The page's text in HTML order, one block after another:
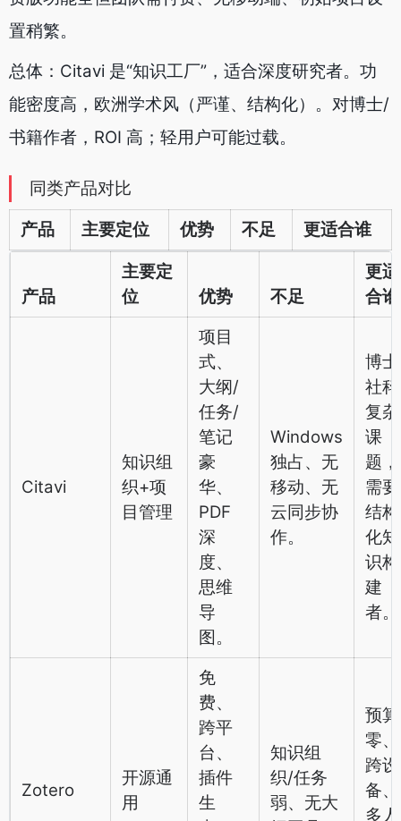
置稍繁。
总体：Citavi 是“知识工厂”，适合深度研究者。功
能密度高，欧洲学术风（严谨、结构化）。对博士/
书籍作者，ROI 高；轻用户可能过载。
同类产品对比
产品
主要定位 优势 不足 更适合谁
产品
主要定
位
优势 不足
更适
合谁
Citavi
知识组
织+项
目管理
项目
式、
大纲/
任务/
笔记
豪
华、
PDF
深
度、
思维
导
图。
Windows
独占、无
移动、无
云同步协
作。
博
社
复杂
课
题，
需要
结构
化知
识构
建
者。
Zotero
开源通
用
免
费、
跨平
台、
插件
生
知识组
织/任务
弱、无大
预算
零、
跨设
备、
多人